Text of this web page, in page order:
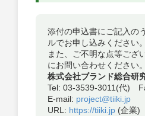
添付の申込書にご記入の
ルでお申し込みください。
また、ご不明な点等ござ
にお問い合わせください。
株式会社ブランド総合研
Tel: 03-3539-3011(代)
E-mail: project@tiiki.jp
URL: https://tiiki.jp (企業)